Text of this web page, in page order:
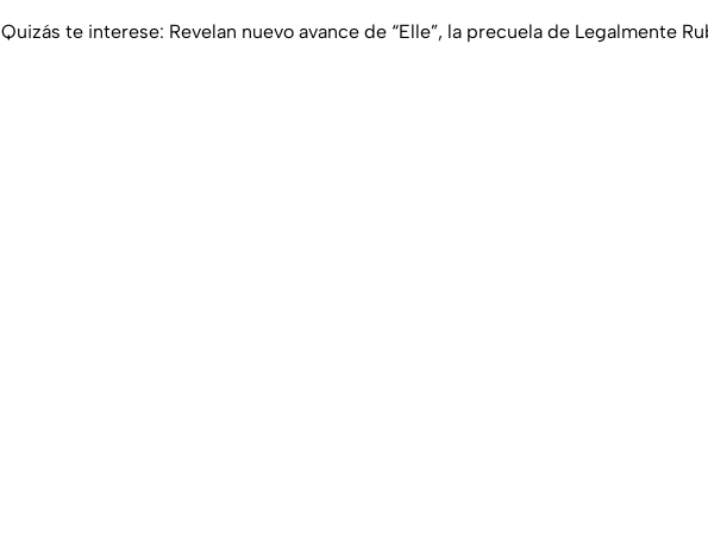
Quizás te interese: Revelan nuevo avance de “Elle”, la precuela de Legalmente